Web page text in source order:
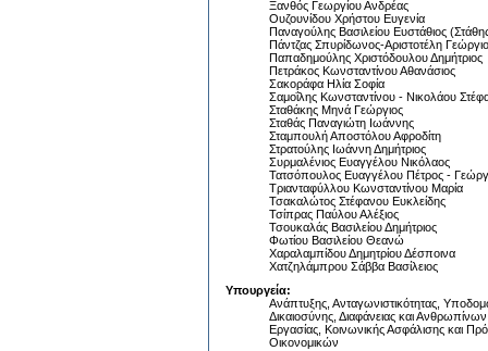
Ξανθός Γεωργίου Ανδρέας
Ουζουνίδου Χρήστου Ευγενία
Παναγούλης Βασιλείου Ευστάθιος
Πάντζας Σπυρίδωνος-Αριστοτέλη
Παπαδημούλης Χριστόδουλου Δημήτριος
Πετράκος Κωνσταντίνου Αθανάσιος
Σακοράφα Ηλία Σοφία
Σαμοΐλης Κωνσταντίνου - Νικολάου
Σταθάκης Μηνά Γεώργιος
Σταθάς Παναγιώτη Ιωάννης
Σταμπουλή Αποστόλου Αφροδίτη
Στρατούλης Ιωάννη Δημήτριος
Συρμαλένιος Ευαγγέλου Νικόλαος
Τατσόπουλος Ευαγγέλου Πέτρος -
Τριανταφύλλου Κωνσταντίνου Μαρία
Τσακαλώτος Στέφανου Ευκλείδης
Τσίπρας Παύλου Αλέξιος
Τσουκαλάς Βασιλείου Δημήτριος
Φωτίου Βασιλείου Θεανώ
Χαραλαμπίδου Δημητρίου Δέσποινα
Χατζηλάμπρου Σάββα Βασίλειος
Υπουργεία:
Ανάπτυξης, Ανταγωνιστικότητας,
Δικαιοσύνης, Διαφάνειας και
Εργασίας, Κοινωνικής Ασφάλισης και
Οικονομικών